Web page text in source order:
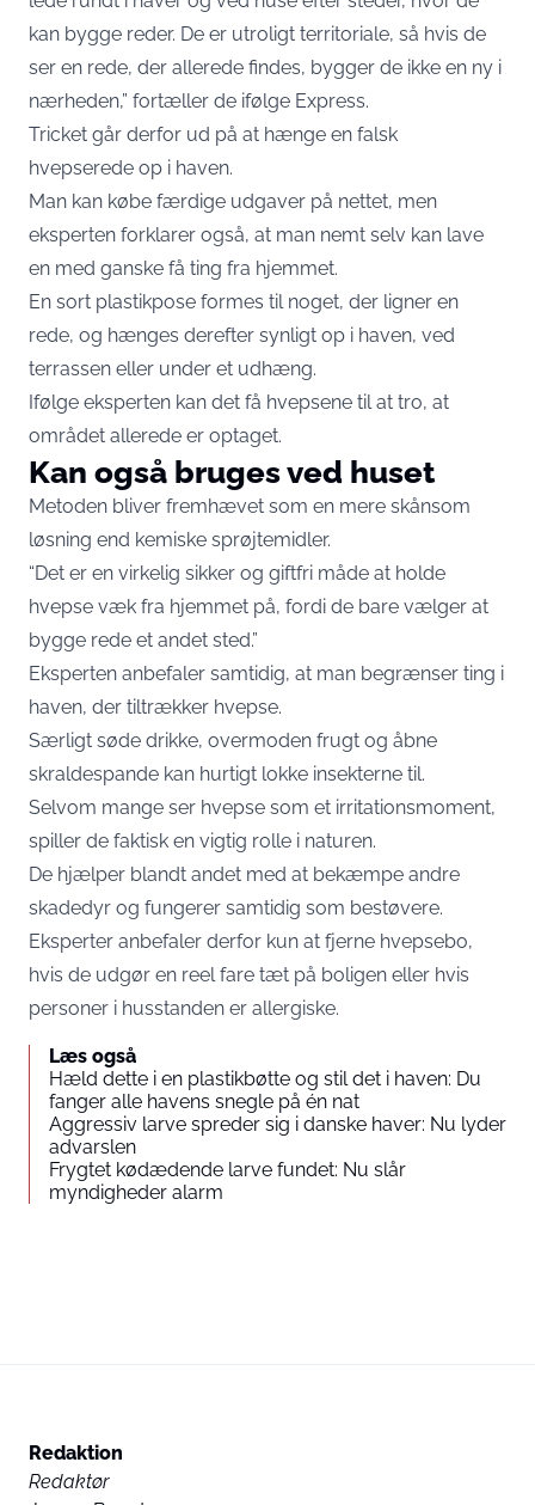
kan bygge reder. De er utroligt territoriale, så hvis de
ser en rede, der allerede findes, bygger de ikke en ny i
nærheden,” fortæller de ifølge Express.
Tricket går derfor ud på at hænge en falsk
hvepserede op i haven.
Man kan købe færdige udgaver på nettet, men
eksperten forklarer også, at man nemt selv kan lave
en med ganske få ting fra hjemmet.
En sort plastikpose formes til noget, der ligner en
rede, og hænges derefter synligt op i haven, ved
terrassen eller under et udhæng.
Ifølge eksperten kan det få hvepsene til at tro, at
området allerede er optaget.
Kan også bruges ved huset
Metoden bliver fremhævet som en mere skånsom
løsning end kemiske sprøjtemidler.
“Det er en virkelig sikker og giftfri måde at holde
hvepse væk fra hjemmet på, fordi de bare vælger at
bygge rede et andet sted.”
Eksperten anbefaler samtidig, at man begrænser ting i
haven, der tiltrækker hvepse.
Særligt søde drikke, overmoden frugt og åbne
skraldespande kan hurtigt lokke insekterne til.
Selvom mange ser hvepse som et irritationsmoment,
spiller de faktisk en vigtig rolle i naturen.
De hjælper blandt andet med at bekæmpe andre
skadedyr og fungerer samtidig som bestøvere.
Eksperter anbefaler derfor kun at fjerne hvepsebo,
hvis de udgør en reel fare tæt på boligen eller hvis
personer i husstanden er allergiske.
Læs også
Hæld dette i en plastikbøtte og stil det i haven: Du
fanger alle havens snegle på én nat
Aggressiv larve spreder sig i danske haver: Nu lyder
advarslen
Frygtet kødædende larve fundet: Nu slår
myndigheder alarm
Redaktion
Redaktør